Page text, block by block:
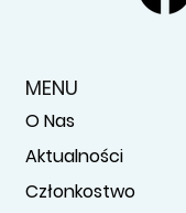
MENU
O Nas
Aktualności
Członkostwo